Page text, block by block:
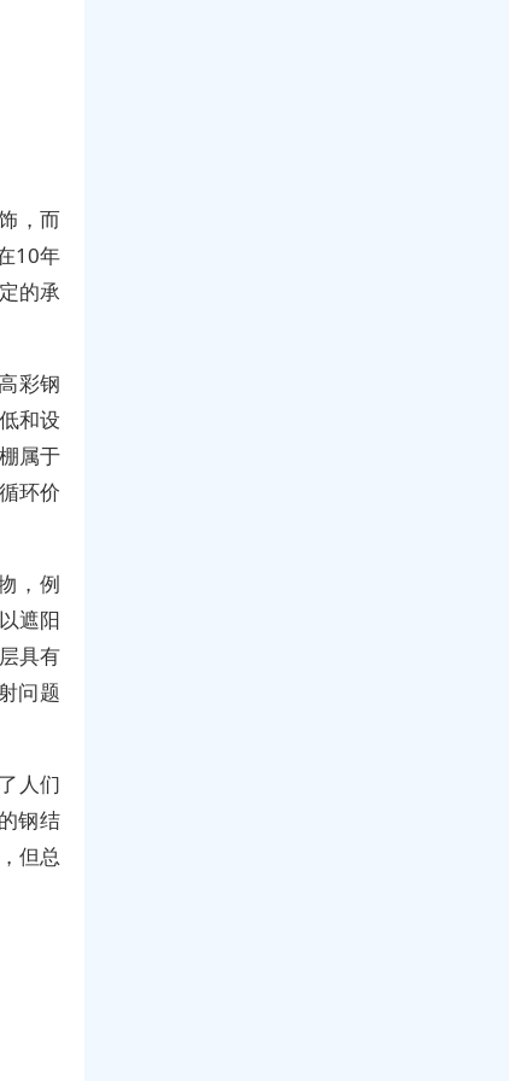
，而
10年
的承
彩钢
和设
属于
环价
，例
遮阳
具有
问题
人们
钢结
但总